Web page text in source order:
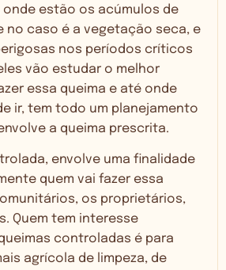
onde estão os acúmulos de
no caso é a vegetação seca, e
nos períodos críticos
vão estudar o melhor
essa queima e até onde
ir, tem todo um planejamento
a queima prescrita.
envolve uma finalidade
quem vai fazer essa
os proprietários,
Quem tem interesse
controladas é para
agrícola de limpeza, de